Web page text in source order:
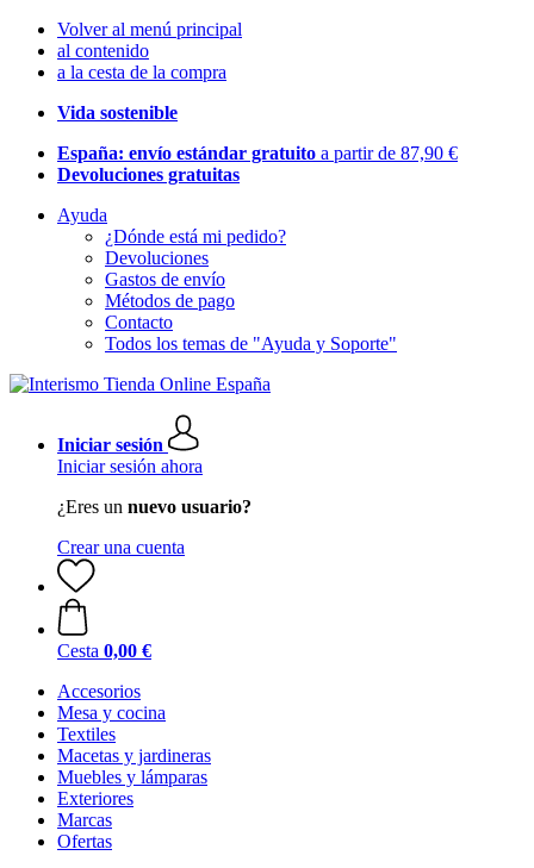
Volver al menú principal
al contenido
a la cesta de la compra
Vida sostenible
España: envío estándar gratuito a partir de 87,90 €
Devoluciones gratuitas
Ayuda
¿Dónde está mi pedido?
Devoluciones
Gastos de envío
Métodos de pago
Contacto
Todos los temas de "Ayuda y Soporte"
Iniciar sesión
Iniciar sesión ahora
¿Eres un nuevo usuario?
Crear una cuenta
Cesta 0,00 €
Accesorios
Mesa y cocina
Textiles
Macetas y jardineras
Muebles y lámparas
Exteriores
Marcas
Ofertas